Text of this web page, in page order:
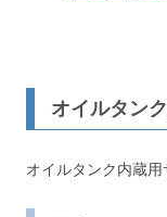
オイルタン
オイルタンク内蔵